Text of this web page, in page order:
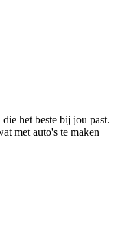
het beste bij jou past.
met auto's te maken